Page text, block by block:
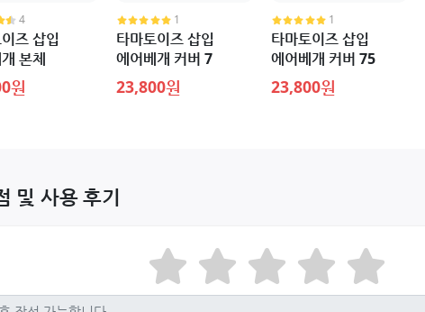
4
즈 삽입
본체
원
1
타마토이즈 삽입
에어베개 커버 7
23,800원
1
타마토이즈 삽입
에어베개 커버 75
23,800원
및 사용 후기